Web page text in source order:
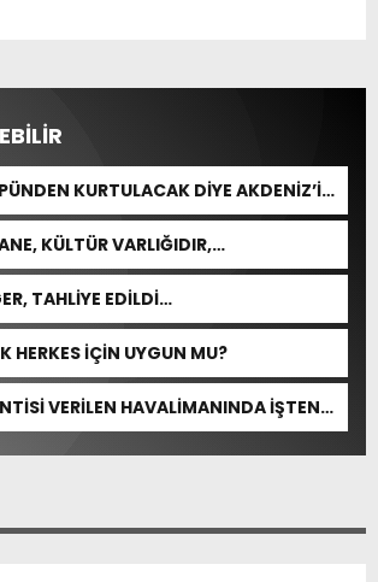
KURTULACAK DİYE AKDENİZ’İ
KÜLTÜR VARLIĞIDIR,
TAHLİYE EDİLDİ…
HERKES İÇİN UYGUN MU?
VERİLEN HAVALİMANINDA İŞTEN